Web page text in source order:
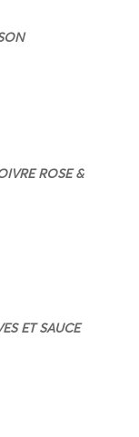
ROSE &
ET SAUCE